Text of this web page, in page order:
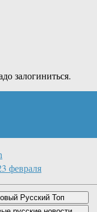
залогиниться.
февраля